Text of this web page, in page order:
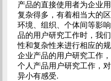
产品的直接使用者为企业
复杂得多，有着相当大的
环境、组织、个体间等影
品的用户研究工作时，我
性和复杂性来进行相应的
企业产品的用户研究工作
个人产品用户研究工作，
异小有感受.